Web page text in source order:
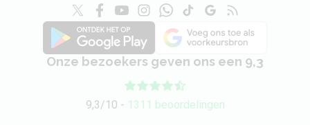
Onze bezoekers geven ons een 9,3
9,3/10 - 1311 beoordelingen